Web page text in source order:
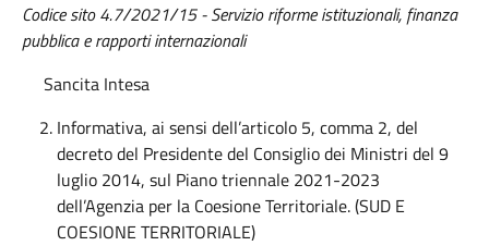
Codice sito 4.7/2021/15 - Servizio riforme istituzionali, finanza
pubblica e rapporti internazionali
Sancita Intesa
Informativa, ai sensi dell’articolo 5, comma 2, del
decreto del Presidente del Consiglio dei Ministri del 9
luglio 2014, sul Piano triennale 2021-2023
dell’Agenzia per la Coesione Territoriale. (SUD E
COESIONE TERRITORIALE)